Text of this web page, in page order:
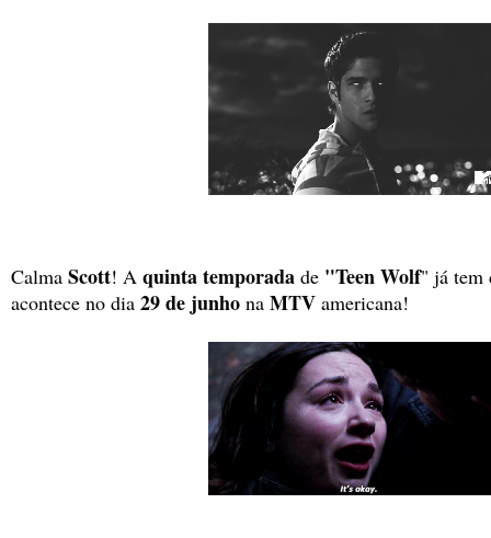
Calma Scott! A quinta temporada de "Teen Wolf" já tem
acontece no dia 29 de junho na MTV americana!